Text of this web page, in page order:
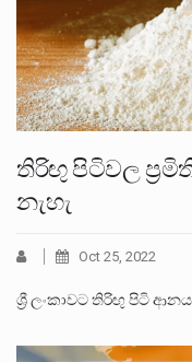
තිරිඟු පිටිවල
නැහැ
Oct 25, 2022
ශ්‍රී ලංකාවට තිරිඟු පිටි